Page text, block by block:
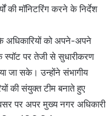
की मॉनिटरिंग करने के निर्देश
अधिकारियों को अपने-अपने
स्पॉट पर तेजी से सुधारीकरण
जा सके। उन्होंने संभागीय
की संयुक्त टीम बनाते हुए
पर अपर मुख्य नगर अधिकारी